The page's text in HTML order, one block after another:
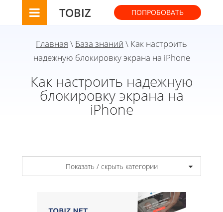
TOBIZ ПОПРОБОВАТЬ
Главная \ База знаний \ Как настроить
надежную блокировку экрана на iPhone
Как настроить надежную
блокировку экрана на
iPhone
Показать / скрыть категории